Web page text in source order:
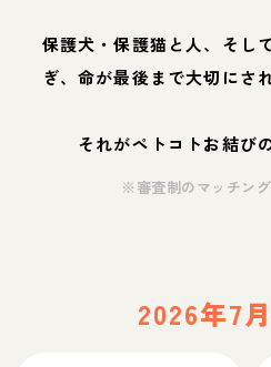
保護犬・保護猫と人、そし
ぎ、命が最後まで大切にさ
それがペトコトお結び
※審査制のマッチン
2026年7